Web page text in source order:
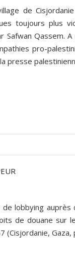
de
toujours plus
Qassem.
pro-
presse
lobbying
de douane sur
Gaza,